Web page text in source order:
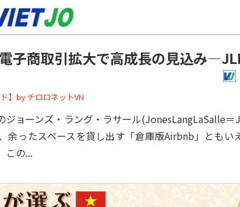
子商取引拡大で高成長の見込み
】by チロロネットVN
ョーンズ・ラング・ラサール(JonesLangLaSalle＝
余ったスペースを貸し出す「倉庫版Airbnb」ともい
この...